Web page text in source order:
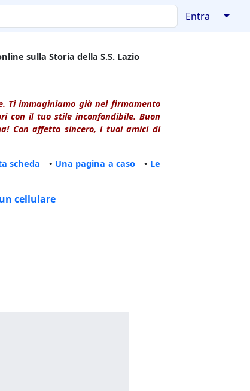
Entra ↓
sulla Storia della S.S. Lazio
Ti immaginiamo già nel firmamento
con il tuo stile inconfondibile. Buon
Con affetto sincero, i tuoi amici di
scheda • Una pagina a caso • Le
cellulare